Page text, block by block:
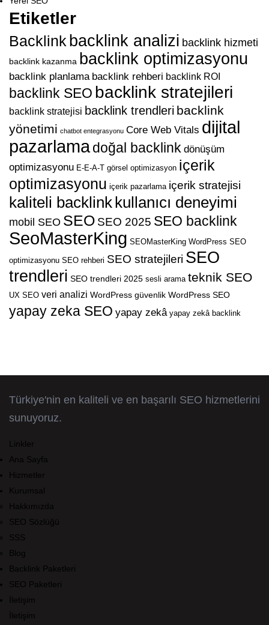
Etiketler
Backlink backlink analizi backlink hizmeti
backlink kazanma backlink optimizasyonu
backlink planlama backlink rehberi backlink ROI
backlink SEO backlink stratejileri
backlink stratejisi backlink trendleri backlink
yönetimi chatbot entegrasyonu Core Web Vitals dijital
pazarlamadoğal backlink dönüşüm
optimizasyonu E-E-A-T görsel optimizasyon içerik
optimizasyonu içerik pazarlama içerik stratejisi
kaliteli backlink kullanıcı deneyimi
mobil SEO SEO SEO 2025 SEO backlink
SeoMasterKing SEOMasterKing WordPress SEO
optimizasyonu SEO rehberi SEO stratejileri SEO
trendleri SEO trendleri 2025 sesli arama teknik SEO
UX SEO veri analizi WordPress güvenlik WordPress SEO
yapay zeka SEO yapay zekâ yapay zekâ backlink
Türkiye'nin en kaliteli ve en başarılı SEO hizmetlerini
sunuyoruz.
Linkler
Ana Sayfa
Hizmetler
Kurumsal
Hakkımızda
SEO Sözlüğü
SSS
Blog
Backlink Paketleri
SEO Paketleri
İletişim
İletişim